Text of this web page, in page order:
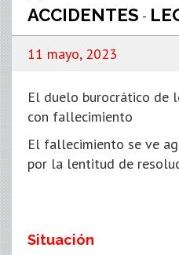
ACCIDENTES -
11 mayo, 2023
El duelo burocrático de
con fallecimiento
El fallecimiento se ve
por la lentitud de
Situación